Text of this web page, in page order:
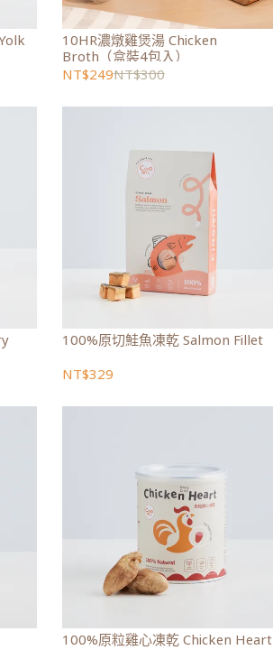
10HR濃燉雞煲湯 Chicken
Broth（盒裝4包入）
NT$249NT$300
100%原切鮭魚凍乾 Salmon Fillet
NT$329
100%原粒雞心凍乾 Chicken Heart